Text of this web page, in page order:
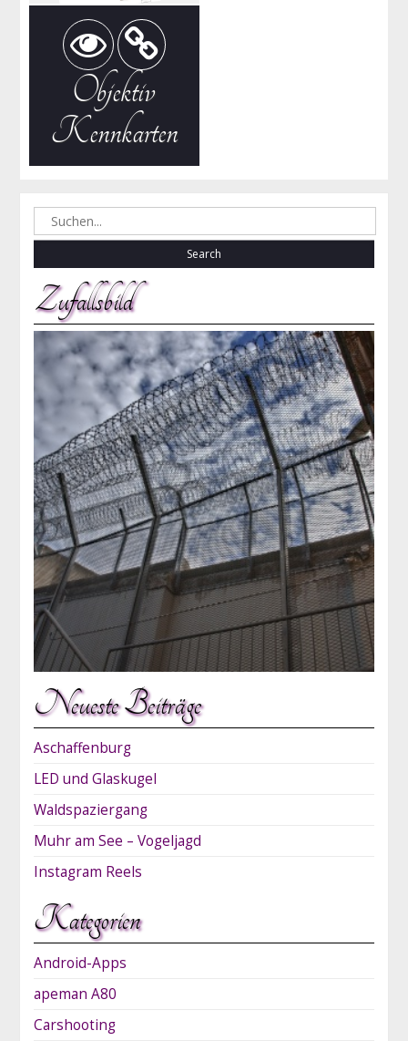
Objektiv
Kennkarten
Search
for:
Zufallsbild
Neueste Beiträge
Aschaffenburg
LED und Glaskugel
Waldspaziergang
Muhr am See – Vogeljagd
Instagram Reels
Kategorien
Android-Apps
apeman A80
Carshooting